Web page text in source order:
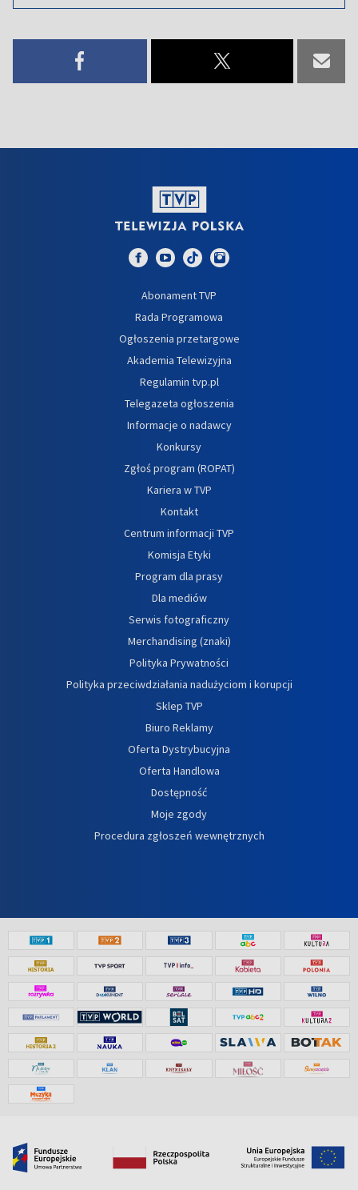
Abonament TVP
Rada Programowa
Ogłoszenia przetargowe
Akademia Telewizyjna
Regulamin tvp.pl
Telegazeta ogłoszenia
Informacje o nadawcy
Konkursy
Zgłoś program (ROPAT)
Kariera w TVP
Kontakt
Centrum informacji TVP
Komisja Etyki
Program dla prasy
Dla mediów
Serwis fotograficzny
Merchandising (znaki)
Polityka Prywatności
Polityka przeciwdziałania nadużyciom i korupcji
Sklep TVP
Biuro Reklamy
Oferta Dystrybucyjna
Oferta Handlowa
Dostępność
Moje zgody
Procedura zgłoszeń wewnętrznych